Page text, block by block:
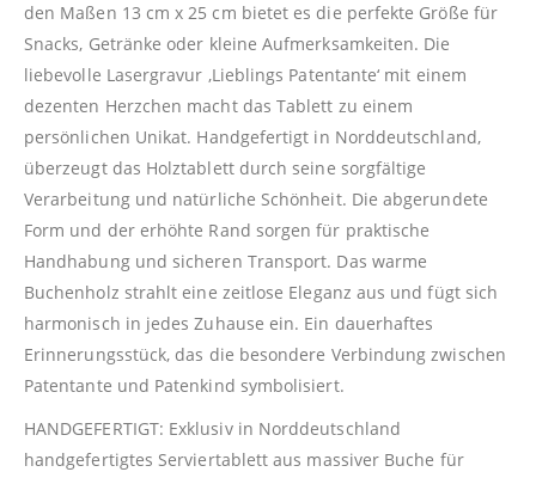
den Maßen 13 cm x 25 cm bietet es die perfekte Größe für
Snacks, Getränke oder kleine Aufmerksamkeiten. Die
liebevolle Lasergravur ‚Lieblings Patentante‘ mit einem
dezenten Herzchen macht das Tablett zu einem
persönlichen Unikat. Handgefertigt in Norddeutschland,
überzeugt das Holztablett durch seine sorgfältige
Verarbeitung und natürliche Schönheit. Die abgerundete
Form und der erhöhte Rand sorgen für praktische
Handhabung und sicheren Transport. Das warme
Buchenholz strahlt eine zeitlose Eleganz aus und fügt sich
harmonisch in jedes Zuhause ein. Ein dauerhaftes
Erinnerungsstück, das die besondere Verbindung zwischen
Patentante und Patenkind symbolisiert.
HANDGEFERTIGT: Exklusiv in Norddeutschland
handgefertigtes Serviertablett aus massiver Buche für